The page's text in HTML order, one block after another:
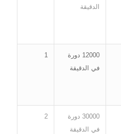
الدقيقة
12000 دورة
في الدقيقة
1
30000 دورة
في الدقيقة
2